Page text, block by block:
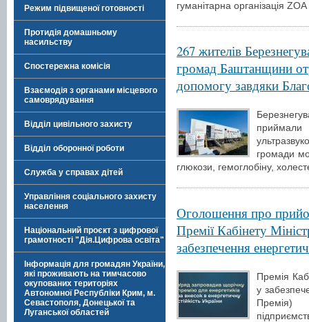
Режим підвищеної готовності
Протидія домашньому
насильству
Спостережна комісія
Взаємодія з органами місцевого
самоврядування
Відділ цивільного захисту
Відділ оборонної роботи
Служба у справах дітей
Управління соціального захисту
населення
Національний проєкт з цифрової
грамотності "Дія.Цифрова освіта"
Інформація для громадян України,
які проживають на тимчасово
окупованих територіях
Автономної Республіки Крим, м.
Севастополя, Донецької та
Луганської областей
гуманітарна організація
267 жителів
громад Баштанщини
допомогу завдяки
приймали
громади
глюкози, гемоглобіну,
Оголошення про
Премії Кабінету
забезпечення
Премія
у
Премія)